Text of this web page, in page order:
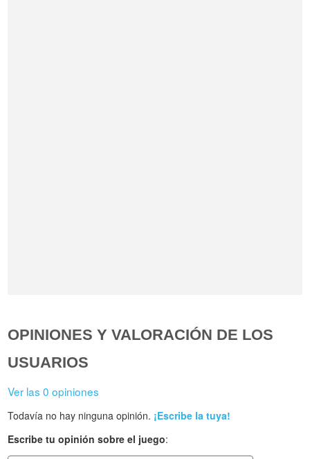
OPINIONES Y VALORACIÓN DE LOS
USUARIOS
Ver las 0 opiniones
Todavía no hay ninguna opinión. ¡Escribe la tuya!
Escribe tu opinión sobre el juego: